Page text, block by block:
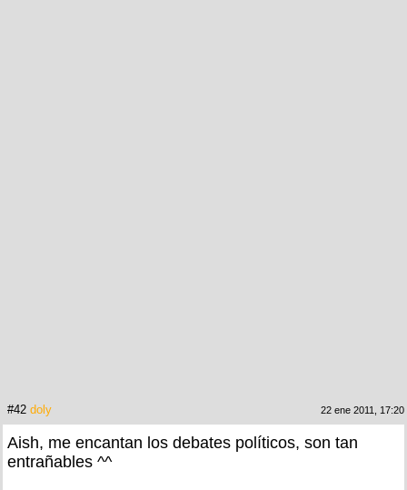
#42 doly 22 ene 2011, 17:20
Aish, me encantan los debates políticos, son tan
entrañables ^^